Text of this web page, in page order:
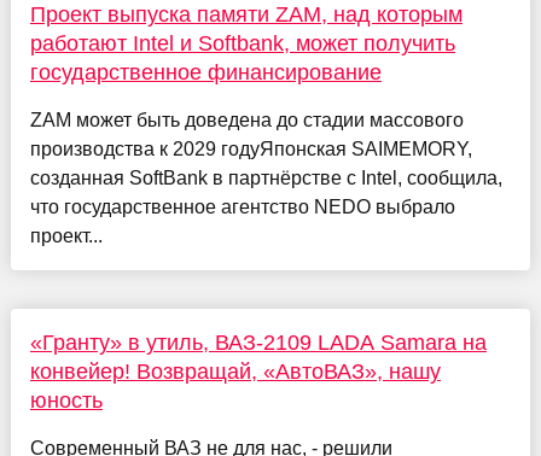
Проект выпуска памяти ZAM, над которым
работают Intel и Softbank, может получить
государственное финансирование
ZAM может быть доведена до стадии массового
производства к 2029 годуЯпонская SAIMEMORY,
созданная SoftBank в партнёрстве с Intel, сообщила,
что государственное агентство NEDO выбрало
проект...
«Гранту» в утиль, ВАЗ-2109 LADA Samara на
конвейер! Возвращай, «АвтоВАЗ», нашу
юность
Современный ВАЗ не для нас, - решили